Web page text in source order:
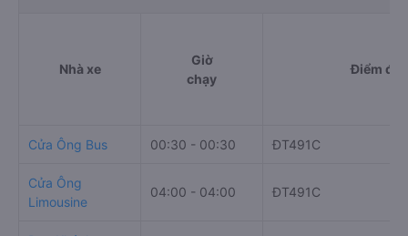
Nhà xe
Giờ
chạy
Điểm đi
Cửa Ông Bus 00:30 - 00:30 ĐT491C
Cửa Ông
Limousine
04:00 - 04:00 ĐT491C